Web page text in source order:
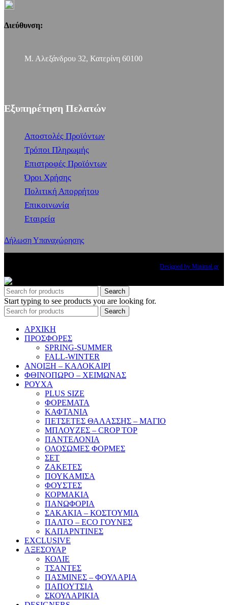
Διεύθυνση:
Μ. Αλεξάνδρου 32, Κατερίνη 60100
Εξυπηρέτηση Πελατών
Αποστολές Προϊόντων
Τρόποι Πληρωμής
Επιστροφές Προϊόντων
Όροι Χρήσης
Πολιτική Απορρήτου
Επικοινωνία
Εταιρεία
Δήλωση Υπαναχώρησης
Designed by Minimal.gr
Search
Start typing to see products you are looking for.
Search
ΑΡΧΙΚΗ
ΠΡΟΣΦΟΡΕΣ
SPRING-SUMMER
FALL-WINTER
ΑΝΟΙΞΗ – ΚΑΛΟΚΑΙΡΙ
ΦΘΙΝΟΠΩΡΟ – ΧΕΙΜΩΝΑΣ
ΡΟΥΧΑ
PLUS SIZE
ΦΟΡΕΜΑΤΑ
ΚΑΦΤΑΝΙΑ
ΠΕΤΣΕΤΕΣ ΘΑΛΑΣΣΗΣ – ΜΑΓΙΟ
ΜΠΛΟΥΖΕΣ – CROP TOP
ΠΑΝΤΕΛΟΝΙΑ
ΟΛΟΣΩΜΕΣ ΦΟΡΜΕΣ
ΣΕΤ
ΖΑΚΕΤΕΣ
ΠΟΥΚΑΜΙΣΑ
ΦΟΥΣΤΕΣ
ΚΟΡΜΑΚΙΑ
ΠΑΝΩΦΟΡΙΑ
ΣΑΚΑΚΙΑ – ΚΟΣΤΟΥΜΙΑ
ΠΑΛΤΟ – ECO ΓΟΥΝΕΣ
ΚΑΠΑΡΝΤΙΝΕΣ
EXCLUSIVE
ΑΞΕΣΟΥΑΡ
ΚΟΛΙΕ
ΤΣΑΝΤΕΣ
ΠΑΣΜΙΝΕΣ – ΦΟΥΛΑΡΙΑ
ΠΑΠΟΥΤΣΙΑ
ΣΚΟΥΛΑΡΙΚΙΑ